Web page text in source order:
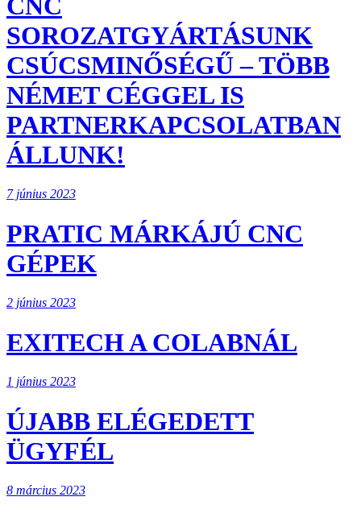
SOROZATGYÁRTÁSUNK
CSÚCSMINŐSÉGŰ – TÖBB
NÉMET CÉGGEL IS
PARTNERKAPCSOLATBAN
ÁLLUNK!
7 június 2023
PRATIC MÁRKÁJÚ CNC
GÉPEK
2 június 2023
EXITECH A COLABNÁL
1 június 2023
ÚJABB ELÉGEDETT
ÜGYFÉL
8 március 2023